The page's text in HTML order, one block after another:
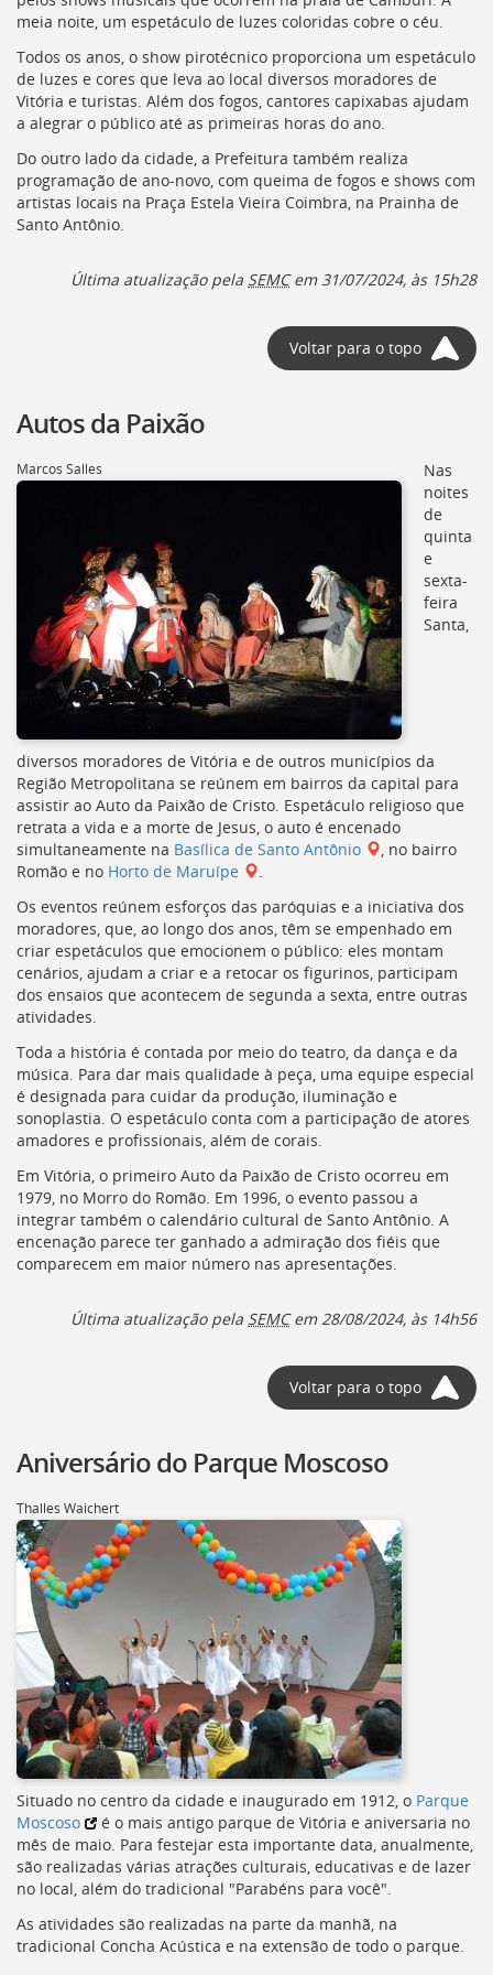
deste
[]
meia noite, um espetáculo de luzes coloridas cobre o céu.
Todos os anos, o show pirotécnico proporciona um espetáculo
de luzes e cores que leva ao local diversos moradores de
Vitória e turistas. Além dos fogos, cantores capixabas ajudam
a alegrar o público até as primeiras horas do ano.
Do outro lado da cidade, a Prefeitura também realiza
programação de ano-novo, com queima de fogos e shows com
artistas locais na Praça Estela Vieira Coimbra, na Prainha de
Santo Antônio.
Última atualização pela SEMCem 31/07/2024, às 15h28
Voltar para o topo
Autos da Paixão
Marcos Salles
Nas
noites
de
quinta
e
sexta-
feira
Santa,
diversos moradores de Vitória e de outros municípios da
Região Metropolitana se reúnem em bairros da capital para
assistir ao Auto da Paixão de Cristo. Espetáculo religioso que
retrata a vida e a morte de Jesus, o auto é encenado
simultaneamente na Basílica de Santo Antônio
, no bairro
Romão e no Horto de Maruípe
Os eventos reúnem esforços das paróquias e a iniciativa dos
moradores, que, ao longo dos anos, têm se empenhado em
criar espetáculos que emocionem o público: eles montam
cenários, ajudam a criar e a retocar os figurinos, participam
dos ensaios que acontecem de segunda a sexta, entre outras
atividades.
Toda a história é contada por meio do teatro, da dança e da
música. Para dar mais qualidade à peça, uma equipe especial
é designada para cuidar da produção, iluminação e
sonoplastia. O espetáculo conta com a participação de atores
amadores e profissionais, além de corais.
Em Vitória, o primeiro Auto da Paixão de Cristo ocorreu em
1979, no Morro do Romão. Em 1996, o evento passou a
integrar também o calendário cultural de Santo Antônio. A
encenação parece ter ganhado a admiração dos fiéis que
comparecem em maior número nas apresentações.
Última atualização pela SEMCem 28/08/2024, às 14h56
Voltar para o topo
Aniversário do Parque Moscoso
Thalles Waichert
Situado no centro da cidade e inaugurado em 1912, o Parque
Moscoso
é o mais antigo parque de Vitória e aniversaria no
mês de maio. Para festejar esta importante data, anualmente,
são realizadas várias atrações culturais, educativas e de lazer
no local, além do tradicional "Parabéns para você".
As atividades são realizadas na parte da manhã, na
tradicional Concha Acústica e na extensão de todo o parque.